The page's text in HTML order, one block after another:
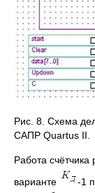
Рис. 8. Схема
САПР Quartus II.
Работа счётчика
варианте
-1